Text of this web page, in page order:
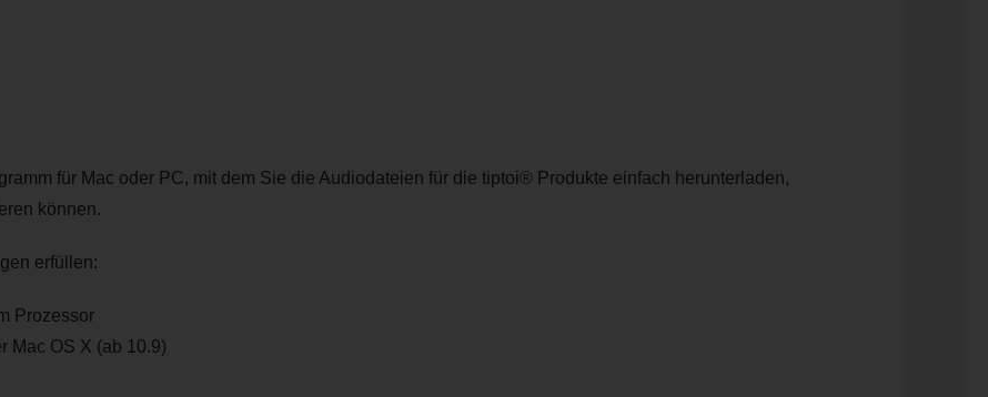
für Mac oder PC, mit dem Sie die Audiodateien für die tiptoi® Produkte einfach herunterladen,
können.
erfüllen:
Prozessor
Mac OS X (ab 10.9)